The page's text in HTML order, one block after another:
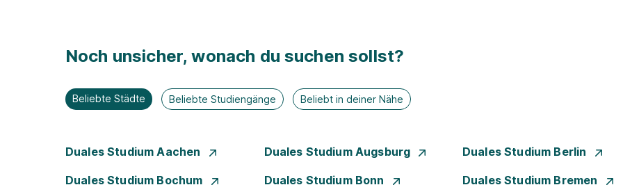
Noch unsicher, wonach du suchen sollst?
Beliebte Städte Beliebte Studiengänge Beliebt in deiner Nähe
Duales Studium Aachen Duales Studium Augsburg Duales Studium Berlin
Duales Studium Bochum Duales Studium Bonn Duales Studium Bremen